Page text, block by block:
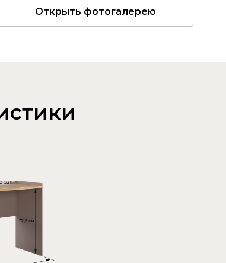
Открыть фотогалерею